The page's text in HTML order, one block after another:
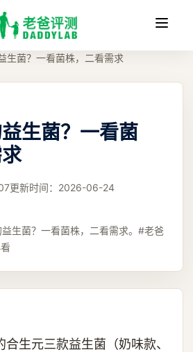
收
生菌？一看菌株，二看需求
生菌？一看菌
更新时间： 2026-06-24
生菌？一看菌株，二看需求。#老爸
生元三款益生菌（奶味款、